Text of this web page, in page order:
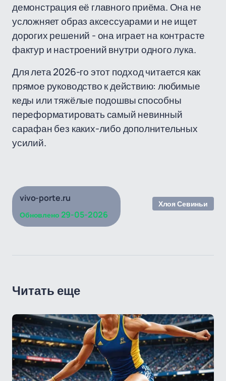
демонстрация её главного приёма. Она не
усложняет образ аксессуарами и не ищет
дорогих решений - она играет на контрасте
фактур и настроений внутри одного лука.
Для лета 2026-го этот подход читается как
прямое руководство к действию: любимые
кеды или тяжёлые подошвы способны
переформатировать самый невинный
сарафан без каких-либо дополнительных
усилий.
vivo-porte.ru
Обновлено 29-05-2026
Хлоя Севиньи
Читать еще